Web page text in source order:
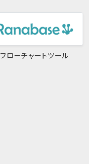
フローチャートツール